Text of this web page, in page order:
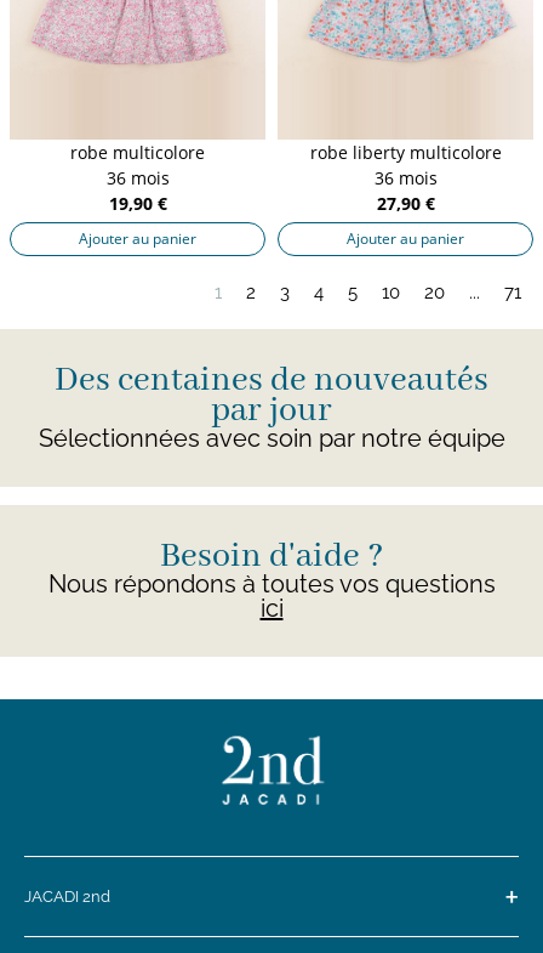
robe multicolore
36 mois
19,90 €
Ajouter au panier
robe liberty multicolore
36 mois
27,90 €
Ajouter au panier
1 2 3 4 5 10 20 ... 71
Des centaines de nouveautés
par jour
Sélectionnées avec soin par notre équipe
Besoin d'aide ?
Nous répondons à toutes vos questions
ici
JACADI 2nd +